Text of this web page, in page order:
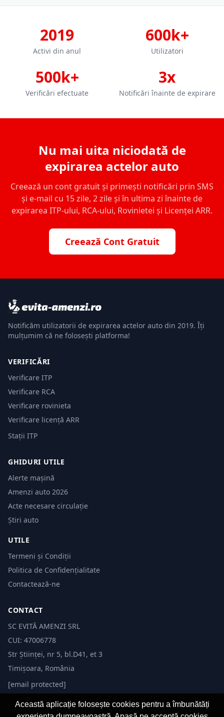
2019
Activi din anul
600k+
Utilizatori
500k+
Verificări efectuate
3x
Notificări înainte de expirare
Nu mai uita niciodată de
expirarea actelor auto
Creează un cont gratuit și primești notificări prin SMS
și e-mail cu 15 zile, 2 zile și în ultima zi înainte de
expirarea ITP-ului, RCA-ului, Rovinietei și Licenței ARR.
Creează Cont Gratuit
Notificăm utilizatorii de expirarea actelor auto din 2019. Îți
mulțumim că ne folosești platforma!
VERIFICĂRI
Verificare ITP
Verificare RCA
Verificare rovinieta
Verificare licență ARR
Stații ITP
GHIDURI UTILE
Alerte mașină
Amenzi auto 2026
Acte necesare circulație
Știri auto
UTILE
Termeni și Condiții
Politica de Confidențialitate
Contactează-ne
CONTACT
SC EVITĂ AMENZI SRL
CUI: 47006778
Str Științei, nr 5, bl.D41, et 3
Timișoara, România
[email protected]
Această aplicație folosește cookies pentru a îmbunătăți